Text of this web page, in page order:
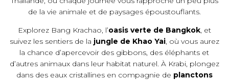
de la vie animale et de paysages époustouflants.
Explorez Bang Krachao, l’oasis verte de Bangkok, et
suivez les sentiers de la jungle de Khao Yai, où vous aurez
la chance d’apercevoir des gibbons, des éléphants et
d’autres animaux dans leur habitat naturel. À Krabi, plongez
dans des eaux cristallines en compagnie de planctons